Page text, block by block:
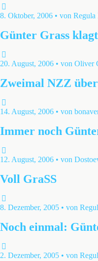
8. Oktober, 2006 • von Regula
Günter Grass
20. August, 2006 • von Oliver
Zweimal NZZ
14. August, 2006 • von
Immer noch
12. August, 2006 • von
Voll GraSS
8. Dezember, 2005 • von
Noch einmal:
2. Dezember, 2005 • von